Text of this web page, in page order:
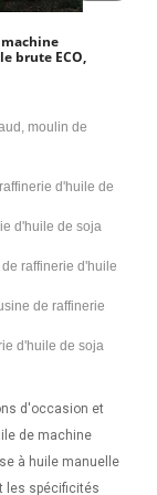
brute ECO,
moulin de
d'huile de
d'huile de soja
raffinerie d'huile
de raffinerie
d'huile de soja
d'occasion et
de machine
à huile manuelle
les spécificités